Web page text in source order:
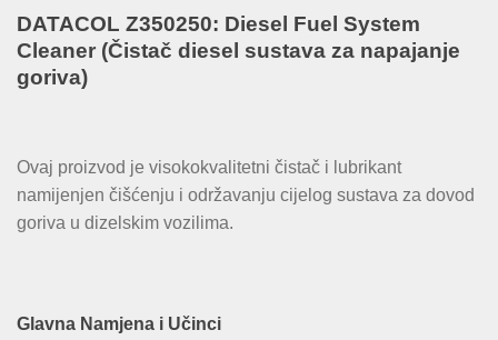
DATACOL Z350250: Diesel Fuel System
Cleaner (Čistač diesel sustava za napajanje
goriva)
Ovaj proizvod je visokokvalitetni čistač i lubrikant
namijenjen čišćenju i održavanju cijelog sustava za dovod
goriva u dizelskim vozilima.
Glavna Namjena i Učinci